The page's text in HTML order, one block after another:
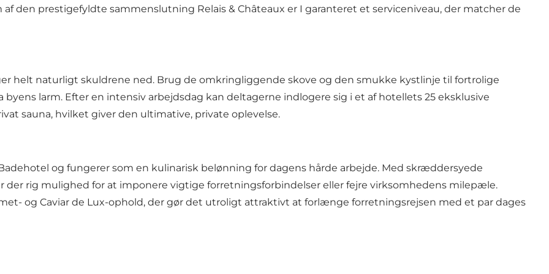
den prestigefyldte sammenslutning Relais & Châteaux er I garanteret et serviceniveau, der matcher de
helt naturligt skuldrene ned. Brug de omkringliggende skove og den smukke kystlinje til fortrolige
byens larm. Efter en intensiv arbejdsdag kan deltagerne indlogere sig i et af hotellets 25 eksklusive
sauna, hvilket giver den ultimative, private oplevelse.
og fungerer som en kulinarisk belønning for dagens hårde arbejde. Med skræddersyede
der rig mulighed for at imponere vigtige forretningsforbindelser eller fejre virksomhedens milepæle.
og Caviar de Lux-ophold, der gør det utroligt attraktivt at forlænge forretningsrejsen med et par dages